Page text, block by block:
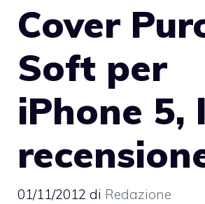
Cover
Soft per
iPhone 5,
01/11/2012 di Redazione